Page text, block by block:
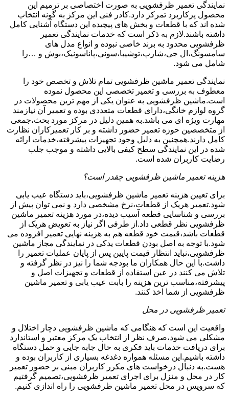
نمایندگی تعمیر ظرفشویی به صورت اختصاصی بر ترمیم این
محصول پرکاربرد تمرکز دارد.کادر فنی این مرکز به گونه انتخاب
شده اند که با قطعات و بخش های پیچیده این دستگاه آشنایی کامل
داشته باشند.لازم به ذکر است که خدمات نمایندگی تعمیر
ظرفشویی محدود به برند خاصی نبوده و انواع مدل های
سامسونگ،ال جی،شارپ،توشیبا،سونی،پاناسونیک،بوش و …را
شامل می شود.
نمایندگی تعمیر ماشین ظرفشویی تمام تلاش و تخصص خود را
معطوف به بررسی و تعمیر تخصصی این محصول نموده
است.ماشین ظرفشویی به عنوان یکی از مهم ترین محصولات در
گروه لوازم خانگی،دارای قطعات متعددی بوده و تعمیر آن نیازمند
مهارت ویژه ای می باشد.به همین دلیل در مرکز مورد بحث،جمعی
از متخصصین حوزه تعمیر حضور داشته و بر کار تعمیرکاران نظارت
کامل دارند.همچنین به دلیل وجود تجهیزات پیشرفته،خدمات ارائه
شده در این نمایندگی سطح کیفی بالایی داشته و موجب جلب
رضایت کاربران شده است.
هزینه تعمیر ماشین ظرفشویی چقدر است؟
برای تعیین هزینه تعمیر ماشین ظرفشویی،باید دستگاه عیب یابی
شود.تعمیر هریک از قطعات،نرخ مشخصی دارد و نمی توان پیش از
بررسی و شناسایی قطعه آسیب دیده،در مورد هزینه تعمیر ماشین
ظرفشویی نظر قطعی داد.از طرفی اگر نیاز به تعویض هریک از
قطعات باشد،قیمت خود قطعه هم به هزینه نهایی تعمیر افزوده می
شود.با توجه به اصل بودن قطعات یدکی در نمایندگی مجاز ماشین
ظرفشویی،نباید انتظار قیمت پایین پس از پایان عملیات تعمیر را
داشت.با این حال همکاران ما بودجه شما را نیز در نظر گرفته و
تلاش می کنند در عین استفاده از قطعات و تجهیزات اصل و
پیشرفته،مناسب ترین هزینه را بابت عیب یابی و تعمیر ماشین
ظرفشویی از شما اخذ کنند.
تعمیر ظرفشویی در محل
واقعیت این است که هنگامی که ماشین ظرفشویی دچار اختلال و
مشکلی می شود،صرف نظر از انتخاب یک مرکز معتبر و استاندارد
برای دریافت خدمات باید فکری به حال جابه جایی و حمل دستگاه
داشته باشیم.این مسئله همواره دغدغه بسیاری از کاربران بوده و
هست.به دنبال درخواست های مکرر کاربران مبنی بر حضور تعمیر
کار در محل و منزل برای اجرای تعمیر ظرفشویی،تصمیم گرفتیم
که سرویس در محل تعمیر ماشین ظرفشویی را راه اندازی کنیم.